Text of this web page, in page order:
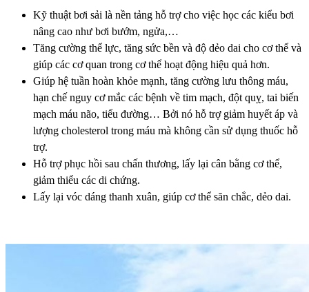
Kỹ thuật bơi sải là nền tảng hỗ trợ cho việc học các kiểu bơi
nâng cao như bơi bướm, ngửa,…
Tăng cường thể lực, tăng sức bền và độ dẻo dai cho cơ thể và
giúp các cơ quan trong cơ thể hoạt động hiệu quả hơn.
Giúp hệ tuần hoàn khỏe mạnh, tăng cường lưu thông máu,
hạn chế nguy cơ mắc các bệnh về tim mạch, đột quỵ, tai biến
mạch máu não, tiểu đường… Bởi nó hỗ trợ giảm huyết áp và
lượng cholesterol trong máu mà không cần sử dụng thuốc hỗ
trợ.
Hỗ trợ phục hồi sau chấn thương, lấy lại cân bằng cơ thể,
giảm thiểu các di chứng.
Lấy lại vóc dáng thanh xuân, giúp cơ thể săn chắc, dẻo dai.